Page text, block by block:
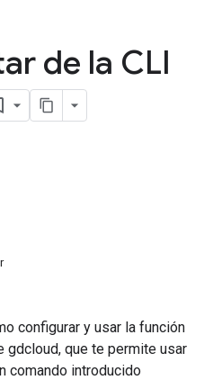
de la CLI
configurar y usar la función
gdcloud, que te permite usar
comando introducido